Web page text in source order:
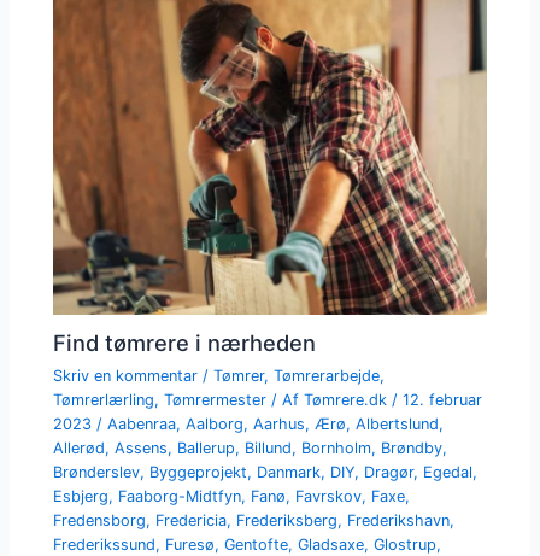
Find tømrere i nærheden
Skriv en kommentar /Tømrer,Tømrerarbejde,
Tømrerlærling,Tømrermester / AfTømrere.dk/12. februar
2023/Aabenraa,Aalborg,Aarhus,Ærø,Albertslund,
Allerød,Assens, Ballerup, Billund, Bornholm, Brøndby,
Brønderslev, Byggeprojekt, Danmark, DIY, Dragør, Egedal,
Esbjerg, Faaborg-Midtfyn, Fanø, Favrskov, Faxe,
Fredensborg, Fredericia, Frederiksberg, Frederikshavn,
Frederikssund, Furesø,Gentofte,Gladsaxe,Glostrup,